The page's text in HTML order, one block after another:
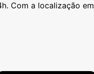
Com a localização em